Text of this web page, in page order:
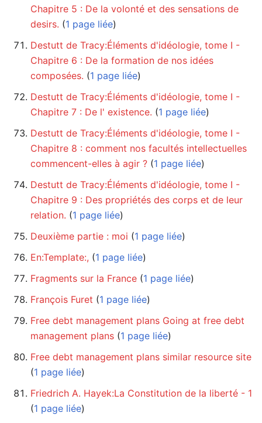
Chapitre 5 : De la volonté et des sensations de
desirs. ‏‎ (1 page liée)
Destutt de Tracy:Éléments d'idéologie, tome I -
Chapitre 6 : De la formation de nos idées
composées. ‏‎ (1 page liée)
Destutt de Tracy:Éléments d'idéologie, tome I -
Chapitre 7 : De l' existence. ‏‎ (1 page liée)
Destutt de Tracy:Éléments d'idéologie, tome I -
Chapitre 8 : comment nos facultés intellectuelles
commencent-elles à agir ? ‏‎ (1 page liée)
Destutt de Tracy:Éléments d'idéologie, tome I -
Chapitre 9 : Des propriétés des corps et de leur
relation. ‏‎ (1 page liée)
Deuxième partie : moi ‏‎ (1 page liée)
En:Template:, ‏‎ (1 page liée)
Fragments sur la France ‏‎ (1 page liée)
François Furet ‏‎ (1 page liée)
Free debt management plans Going at free debt
management plans ‏‎ (1 page liée)
Free debt management plans similar resource site
(1 page liée)
Friedrich A. Hayek:La Constitution de la liberté - 1
(1 page liée)